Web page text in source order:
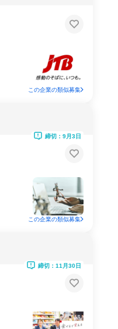
この企業の類似募集
締切：9月3日
この企業の類似募集
締切：11月30日